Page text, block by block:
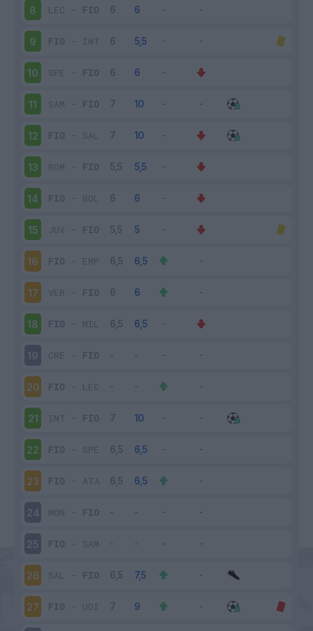
8 LEC - FIO
9 FIO - INT
10 SPE - FIO
11 SAM - FIO
12 FIO - SAL
13 ROM - FIO
14 FIO - BOL
15 JUV - FIO
16 FIO - EMP
17 VER - FIO
18 FIO - MIL
19 CRE - FIO
20 FIO - LEC
21 INT - FIO
22 FIO - SPE
23 FIO - ATA
24 MON - FIO
25 FIO - SAM
26 SAL - FIO
27 FIO - UDI